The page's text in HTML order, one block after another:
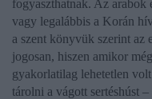
fogyaszthatnak. Az
vagy legalábbis a Korán
a szent könyvük szerint az
jogosan, hiszen amikor
gyakorlatilag lehetetlen
tárolni a vágott sertéshúst